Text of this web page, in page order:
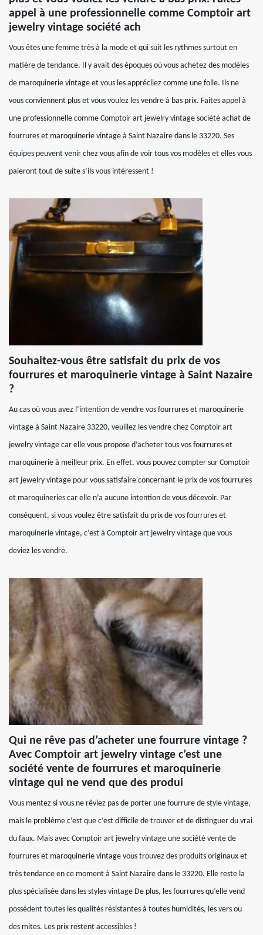
appel à une professionnelle comme Comptoir art
jewelry vintage société ach
Vous êtes une femme très à la mode et qui suit les rythmes surtout en
matière de tendance. Il y avait des époques où vous achetez des modèles
de maroquinerie vintage et vous les appréciiez comme une folle. Ils ne
vous conviennent plus et vous voulez les vendre à bas prix. Faites appel à
une professionnelle comme Comptoir art jewelry vintage société achat de
fourrures et maroquinerie vintage à Saint Nazaire dans le 33220. Ses
équipes peuvent venir chez vous afin de voir tous vos modèles et elles vous
paieront tout de suite s’ils vous intéressent !
Souhaitez-vous être satisfait du prix de vos
fourrures et maroquinerie vintage à Saint Nazaire
?
Au cas où vous avez l’intention de vendre vos fourrures et maroquinerie
vintage à Saint Nazaire 33220, veuillez les vendre chez Comptoir art
jewelry vintage car elle vous propose d’acheter tous vos fourrures et
maroquinerie à meilleur prix. En effet, vous pouvez compter sur Comptoir
art jewelry vintage pour vous satisfaire concernant le prix de vos fourrures
et maroquineries car elle n’a aucune intention de vous décevoir. Par
conséquent, si vous voulez être satisfait du prix de vos fourrures et
maroquinerie vintage, c’est à Comptoir art jewelry vintage que vous
deviez les vendre.
Qui ne rêve pas d’acheter une fourrure vintage ?
Avec Comptoir art jewelry vintage c’est une
société vente de fourrures et maroquinerie
vintage qui ne vend que des produi
Vous mentez si vous ne rêviez pas de porter une fourrure de style vintage,
mais le problème c’est que c’est difficile de trouver et de distinguer du vrai
du faux. Mais avec Comptoir art jewelry vintage une société vente de
fourrures et maroquinerie vintage vous trouvez des produits originaux et
très tendance en ce moment à Saint Nazaire dans le 33220. Elle reste la
plus spécialisée dans les styles vintage De plus, les fourrures qu’elle vend
possèdent toutes les qualités résistantes à toutes humidités, les vers ou
des mites. Les prix restent accessibles !